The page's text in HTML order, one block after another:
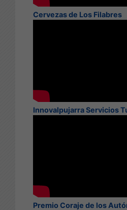
Cervezas de Los Filabres
Innovalpujarra Servicios
Premio Coraje de los